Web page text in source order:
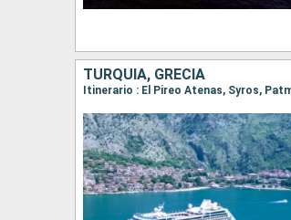
TURQUÍA, GRECIA